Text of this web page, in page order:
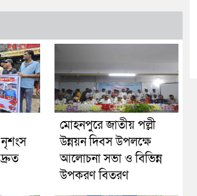
দ্রুত
মোহনপুরে জাতীয় পল্লী
উন্নয়ন দিবস উপলক্ষে
আলোচনা সভা ও বিভিন্ন
উপকরণ বিতরণ